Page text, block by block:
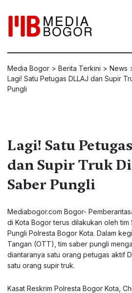
Media Bogor > Berita Terkini > News
Lagi! Satu Petugas DLLAJ dan Supir
Pungli
Lagi! Satu
dan Supir Truk
Saber Pungli
Mediabogor.com Bogor-
di Kota Bogor terus dilakukan oleh tim
Pungli Polresta Bogor Kota. Dalam
Tangan (OTT), tim saber pungli
diantaranya satu orang petugas aktif
satu orang supir truk.
Kasat Reskrim Polresta Bogor Kota,